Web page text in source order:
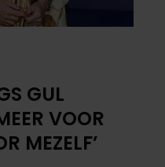
GUL
VOOR
MEZELF’